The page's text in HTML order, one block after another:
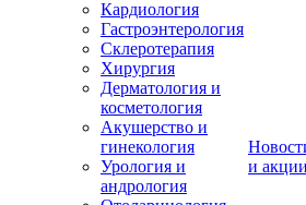
Кардиология
Гастроэнтерология
Склеротерапия
Хирургия
Дерматология и
косметология
Акушерство и
гинекология
Урология и
андрология
и акции